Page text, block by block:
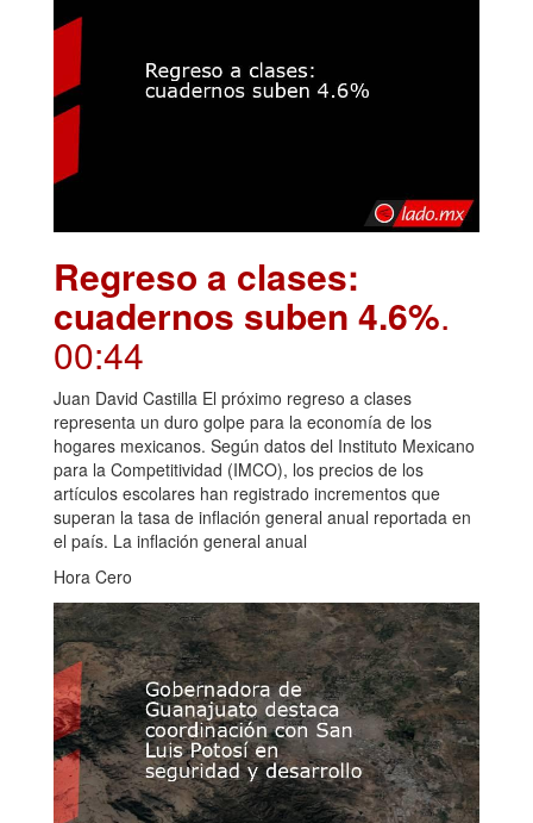
Regreso a clases:
cuadernos suben 4.6%.
00:44
Juan David Castilla El próximo regreso a clases
representa un duro golpe para la economía de los
hogares mexicanos. Según datos del Instituto Mexicano
para la Competitividad (IMCO), los precios de los
artículos escolares han registrado incrementos que
superan la tasa de inflación general anual reportada en
el país. La inflación general anual
Hora Cero